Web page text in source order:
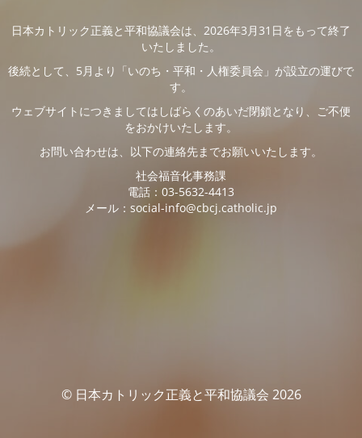
日本カトリック正義と平和協議会は、2026年3月31日をもって終了
いたしました。
後続として、5月より「いのち・平和・人権委員会」が設立の運びで
す。
ウェブサイトにつきましてはしばらくのあいだ閉鎖となり、ご不便
をおかけいたします。
お問い合わせは、以下の連絡先までお願いいたします。
社会福音化事務課
電話：03-5632-4413
メール：social-info@cbcj.catholic.jp
© 日本カトリック正義と平和協議会 2026